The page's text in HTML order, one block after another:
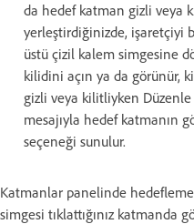
da hedef katman gizli veya
yerleştirdiğinizde, işaretçiyi
üstü çizil kalem simgesine
kilidini açın ya da görünür,
gizli veya kilitliyken Düzenle
mesajıyla hedef katmanın
seçeneği sunulur.
Katmanlar panelinde
simgesi tıklattığınız katmanda